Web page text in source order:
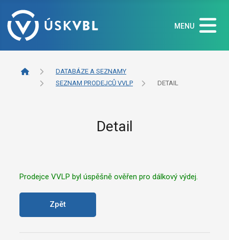
MENU
DATABÁZE A SEZNAMY
SEZNAM PRODEJCŮ VVLP
DETAIL
Detail
Prodejce VVLP byl úspěšně ověřen pro dálkový výdej.
Zpět